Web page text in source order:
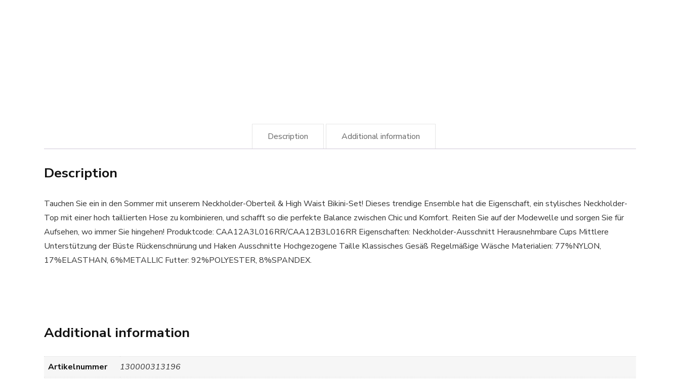
Description Additional information
Description
Tauchen Sie ein in den Sommer mit unserem Neckholder-Oberteil & High Waist Bikini-Set! Dieses trendige Ensemble hat die Eigenschaft, ein stylisches Neckholder-
Top mit einer hoch taillierten Hose zu kombinieren, und schafft so die perfekte Balance zwischen Chic und Komfort. Reiten Sie auf der Modewelle und sorgen Sie für
Aufsehen, wo immer Sie hingehen! Produktcode: CAA12A3L016RR/CAA12B3L016RR Eigenschaften: Neckholder-Ausschnitt Herausnehmbare Cups Mittlere
Unterstützung der Büste Rückenschnürung und Haken Ausschnitte Hochgezogene Taille Klassisches Gesäß Regelmäßige Wäsche Materialien: 77%NYLON,
17%ELASTHAN, 6%METALLIC Futter: 92%POLYESTER, 8%SPANDEX.
Additional information
Artikelnummer
130000313196